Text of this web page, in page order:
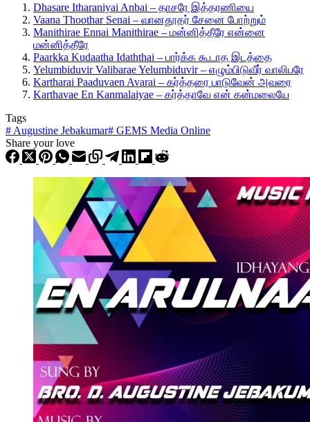
Dhasare Itharaniyai Anbai – தாசரே இத்தரணியை
Vaana Thoothar Senai – வானதூதர் சேனை போற்றும்
Manithirae Ennai Manithirae – மன்னித்தீரே என்னை
மன்னித்தீரே
Paarkka Kudaatha Idaththai – பார்க்க கூடாத இடத்தை
Yelumbiduvir Valibarae Yelumbiduvir – எழும்பிடுவீர் வாலிபரே
Kartharai Paaduvaen Avarai – கர்த்தரை பாடுவேன் அவரை
Karthavae En Kanmalaiyae – கர்த்தாவே என் கன்மலையே
Tags
# Augustine Jebakumar# GEMS Media Online
Share your love